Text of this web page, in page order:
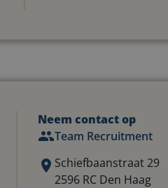
Neem contact op
Team Recruitment
Schiefbaanstraat 29
2596 RC Den Haag